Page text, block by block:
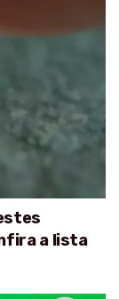
a lista